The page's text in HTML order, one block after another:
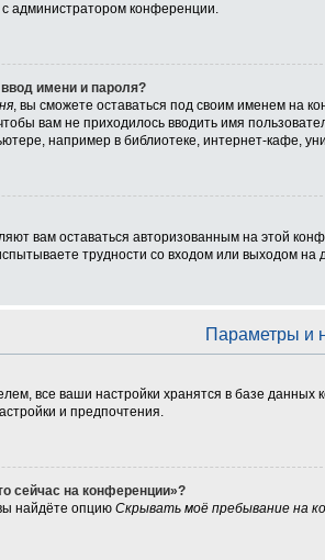
с администратором конференции.
имени и пароля?
, вы сможете оставаться под своим именем на
вам не приходилось вводить имя
например в библиотеке, интернет-кафе,
вам оставаться авторизованным на этой
трудности со входом или выходом
Параметры и
все ваши настройки хранятся в базе
и предпочтения.
сейчас на конференции»?
найдёте опцию Скрывать моё пребывание на